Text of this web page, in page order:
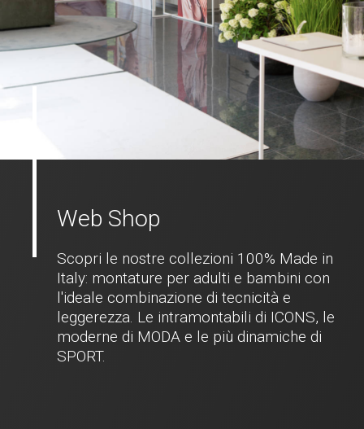
Web Shop
Scopri le nostre collezioni 100% Made in
Italy: montature per adulti e bambini con
l'ideale combinazione di tecnicità e
leggerezza. Le intramontabili di ICONS, le
moderne di MODA e le più dinamiche di
SPORT.